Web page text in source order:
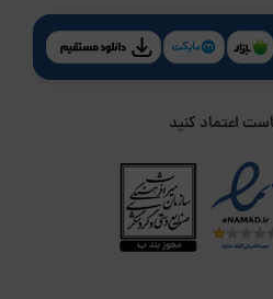
اعتماد کنید